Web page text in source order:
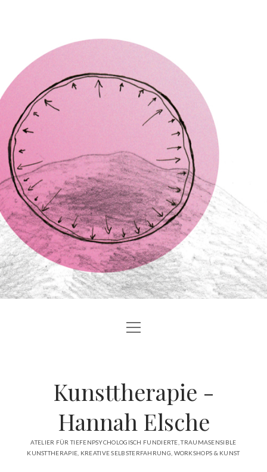
BLOG
ANGEBOTE
ÖFFENTLICHKEIT
KONTAKT
Menü
öffnen
Kunsttherapie -
Hannah Elsche
ATELIER FÜR TIEFENPSYCHOLOGISCH FUNDIERTE, TRAUMASENSIBLE
KUNSTTHERAPIE, KREATIVE SELBSTERFAHRUNG, WORKSHOPS & KUNST